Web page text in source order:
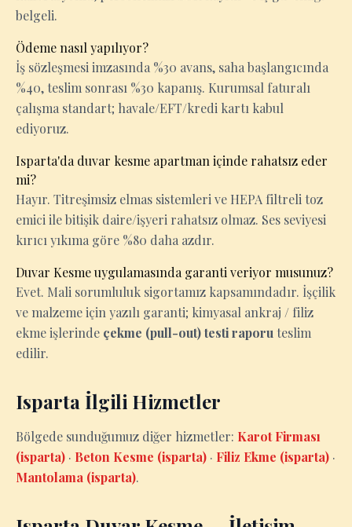
belgeli.
Ödeme nasıl yapılıyor?
İş sözleşmesi imzasında %30 avans, saha başlangıcında
%40, teslim sonrası %30 kapanış. Kurumsal faturalı
çalışma standart; havale/EFT/kredi kartı kabul
ediyoruz.
Isparta'da duvar kesme apartman içinde rahatsız eder
mi?
Hayır. Titreşimsiz elmas sistemleri ve HEPA filtreli toz
emici ile bitişik daire/işyeri rahatsız olmaz. Ses seviyesi
kırıcı yıkıma göre %80 daha azdır.
Duvar Kesme uygulamasında garanti veriyor musunuz?
Evet. Mali sorumluluk sigortamız kapsamındadır. İşçilik
ve malzeme için yazılı garanti; kimyasal ankraj / filiz
ekme işlerinde çekme (pull-out) testi raporu teslim
edilir.
Isparta İlgili Hizmetler
Bölgede sunduğumuz diğer hizmetler: Karot Firması
(isparta) · Beton Kesme (isparta) · Filiz Ekme (isparta) ·
Mantolama (isparta).